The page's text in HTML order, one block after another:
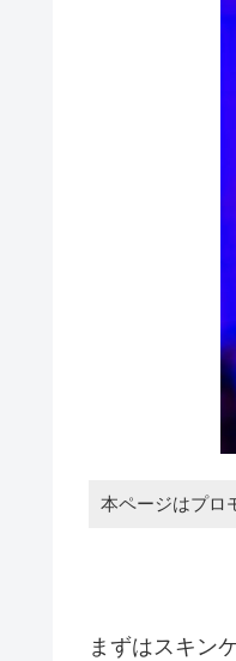
本ページはプロ
まずはスキン